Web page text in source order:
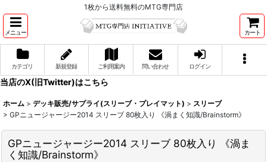
1枚から送料無料のMTG専門店
メニュー カート
カテゴリ 新規登録 ご利用案内 問い合わせ ログイン
当店のX(旧Twitter)はこちら
ホーム > デッキ販売/サプライ(スリーブ・プレイマット) > スリーブ
> GPニュージャージー2014 スリーブ 80枚入り 《渦まく知識/Brainstorm》
GPニュージャージー2014 スリーブ 80枚入り 《渦ま
く知識/Brainstorm》